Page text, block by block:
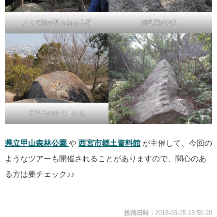
ノミの跡が見られる大石 鍋島藩の刻印
展望台のすぐ上にも
県立甲山森林公園 や 西宮市郷土資料館 が主催して、今回の
ようなツアーも開催されることがありますので、関心のあ
る方は要チェック♪♪
投稿日時 : 2018-03-25 18:50:20